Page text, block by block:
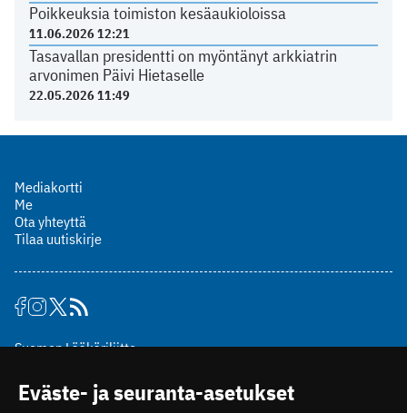
Poikkeuksia toimiston kesäaukioloissa
11.06.2026 12:21
Tasavallan presidentti on myöntänyt arkkiatrin
arvonimen Päivi Hietaselle
22.05.2026 11:49
Mediakortti
Me
Ota yhteyttä
Tilaa uutiskirje
Suomen Lääkäriliitto
00510 Helsinki
Eväste- ja seuranta-asetukset